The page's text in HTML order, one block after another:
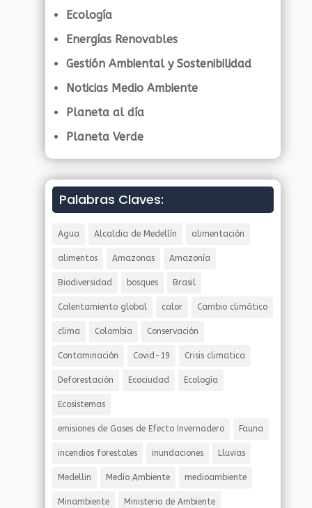
Ecología
Energías Renovables
Gestión Ambiental y Sostenibilidad
Noticias Medio Ambiente
Planeta al día
Planeta Verde
Palabras Claves:
Agua Alcaldia de Medellín alimentación
alimentos Amazonas Amazonía
Biodiversidad bosques Brasil
Calentamiento global calor Cambio climático
clima Colombia Conservación
Contaminación Covid-19 Crisis climatica
Deforestación Ecociudad Ecología
Ecosistemas
emisiones de Gases de Efecto Invernadero Fauna
incendios forestales inundaciones Lluvias
Medellin Medio Ambiente medioambiente
Minambiente Ministerio de Ambiente